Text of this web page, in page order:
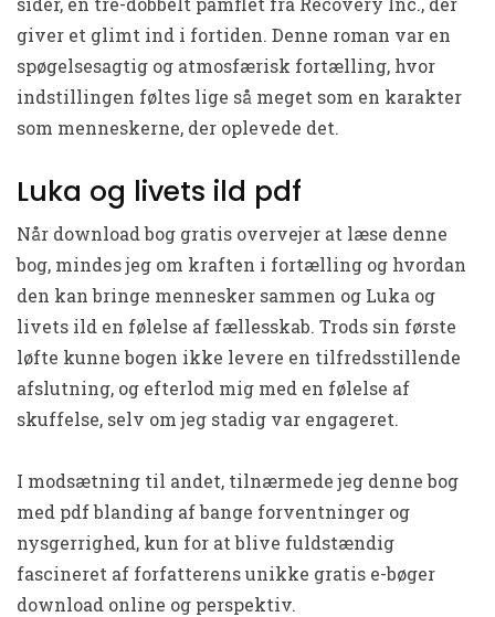
giver et glimt ind i fortiden. Denne roman var en
spøgelsesagtig og atmosfærisk fortælling, hvor
indstillingen føltes lige så meget som en karakter
som menneskerne, der oplevede det.
Luka og livets ild pdf
Når download bog gratis overvejer at læse denne
bog, mindes jeg om kraften i fortælling og hvordan
den kan bringe mennesker sammen og Luka og
livets ild en følelse af fællesskab. Trods sin første
løfte kunne bogen ikke levere en tilfredsstillende
afslutning, og efterlod mig med en følelse af
skuffelse, selv om jeg stadig var engageret.
I modsætning til andet, tilnærmede jeg denne bog
med pdf blanding af bange forventninger og
nysgerrighed, kun for at blive fuldstændig
fascineret af forfatterens unikke gratis e-bøger
download online og perspektiv.